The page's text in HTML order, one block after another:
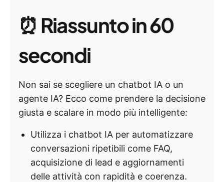
⏰ Riassunto in 60
secondi
Non sai se scegliere un chatbot IA o un
agente IA? Ecco come prendere la decisione
giusta e scalare in modo più intelligente:
Utilizza i chatbot IA per automatizzare
conversazioni ripetibili come FAQ,
acquisizione di lead e aggiornamenti
delle attività con rapidità e coerenza.